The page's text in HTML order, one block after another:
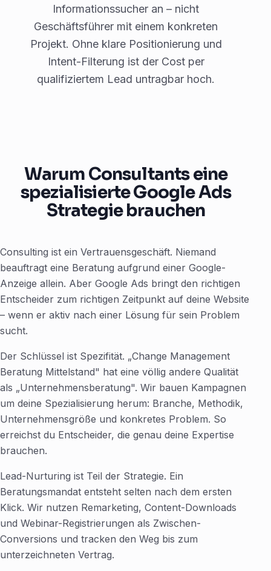
Informationssucher an – nicht
Geschäftsführer mit einem konkreten
Projekt. Ohne klare Positionierung und
Intent-Filterung ist der Cost per
qualifiziertem Lead untragbar hoch.
Warum Consultants eine
spezialisierte Google Ads
Strategie brauchen
Consulting ist ein Vertrauensgeschäft. Niemand
beauftragt eine Beratung aufgrund einer Google-
Anzeige allein. Aber Google Ads bringt den richtigen
Entscheider zum richtigen Zeitpunkt auf deine Website
– wenn er aktiv nach einer Lösung für sein Problem
sucht.
Der Schlüssel ist Spezifität. „Change Management
Beratung Mittelstand" hat eine völlig andere Qualität
als „Unternehmensberatung". Wir bauen Kampagnen
um deine Spezialisierung herum: Branche, Methodik,
Unternehmensgröße und konkretes Problem. So
erreichst du Entscheider, die genau deine Expertise
brauchen.
Lead-Nurturing ist Teil der Strategie. Ein
Beratungsmandat entsteht selten nach dem ersten
Klick. Wir nutzen Remarketing, Content-Downloads
und Webinar-Registrierungen als Zwischen-
Conversions und tracken den Weg bis zum
unterzeichneten Vertrag.